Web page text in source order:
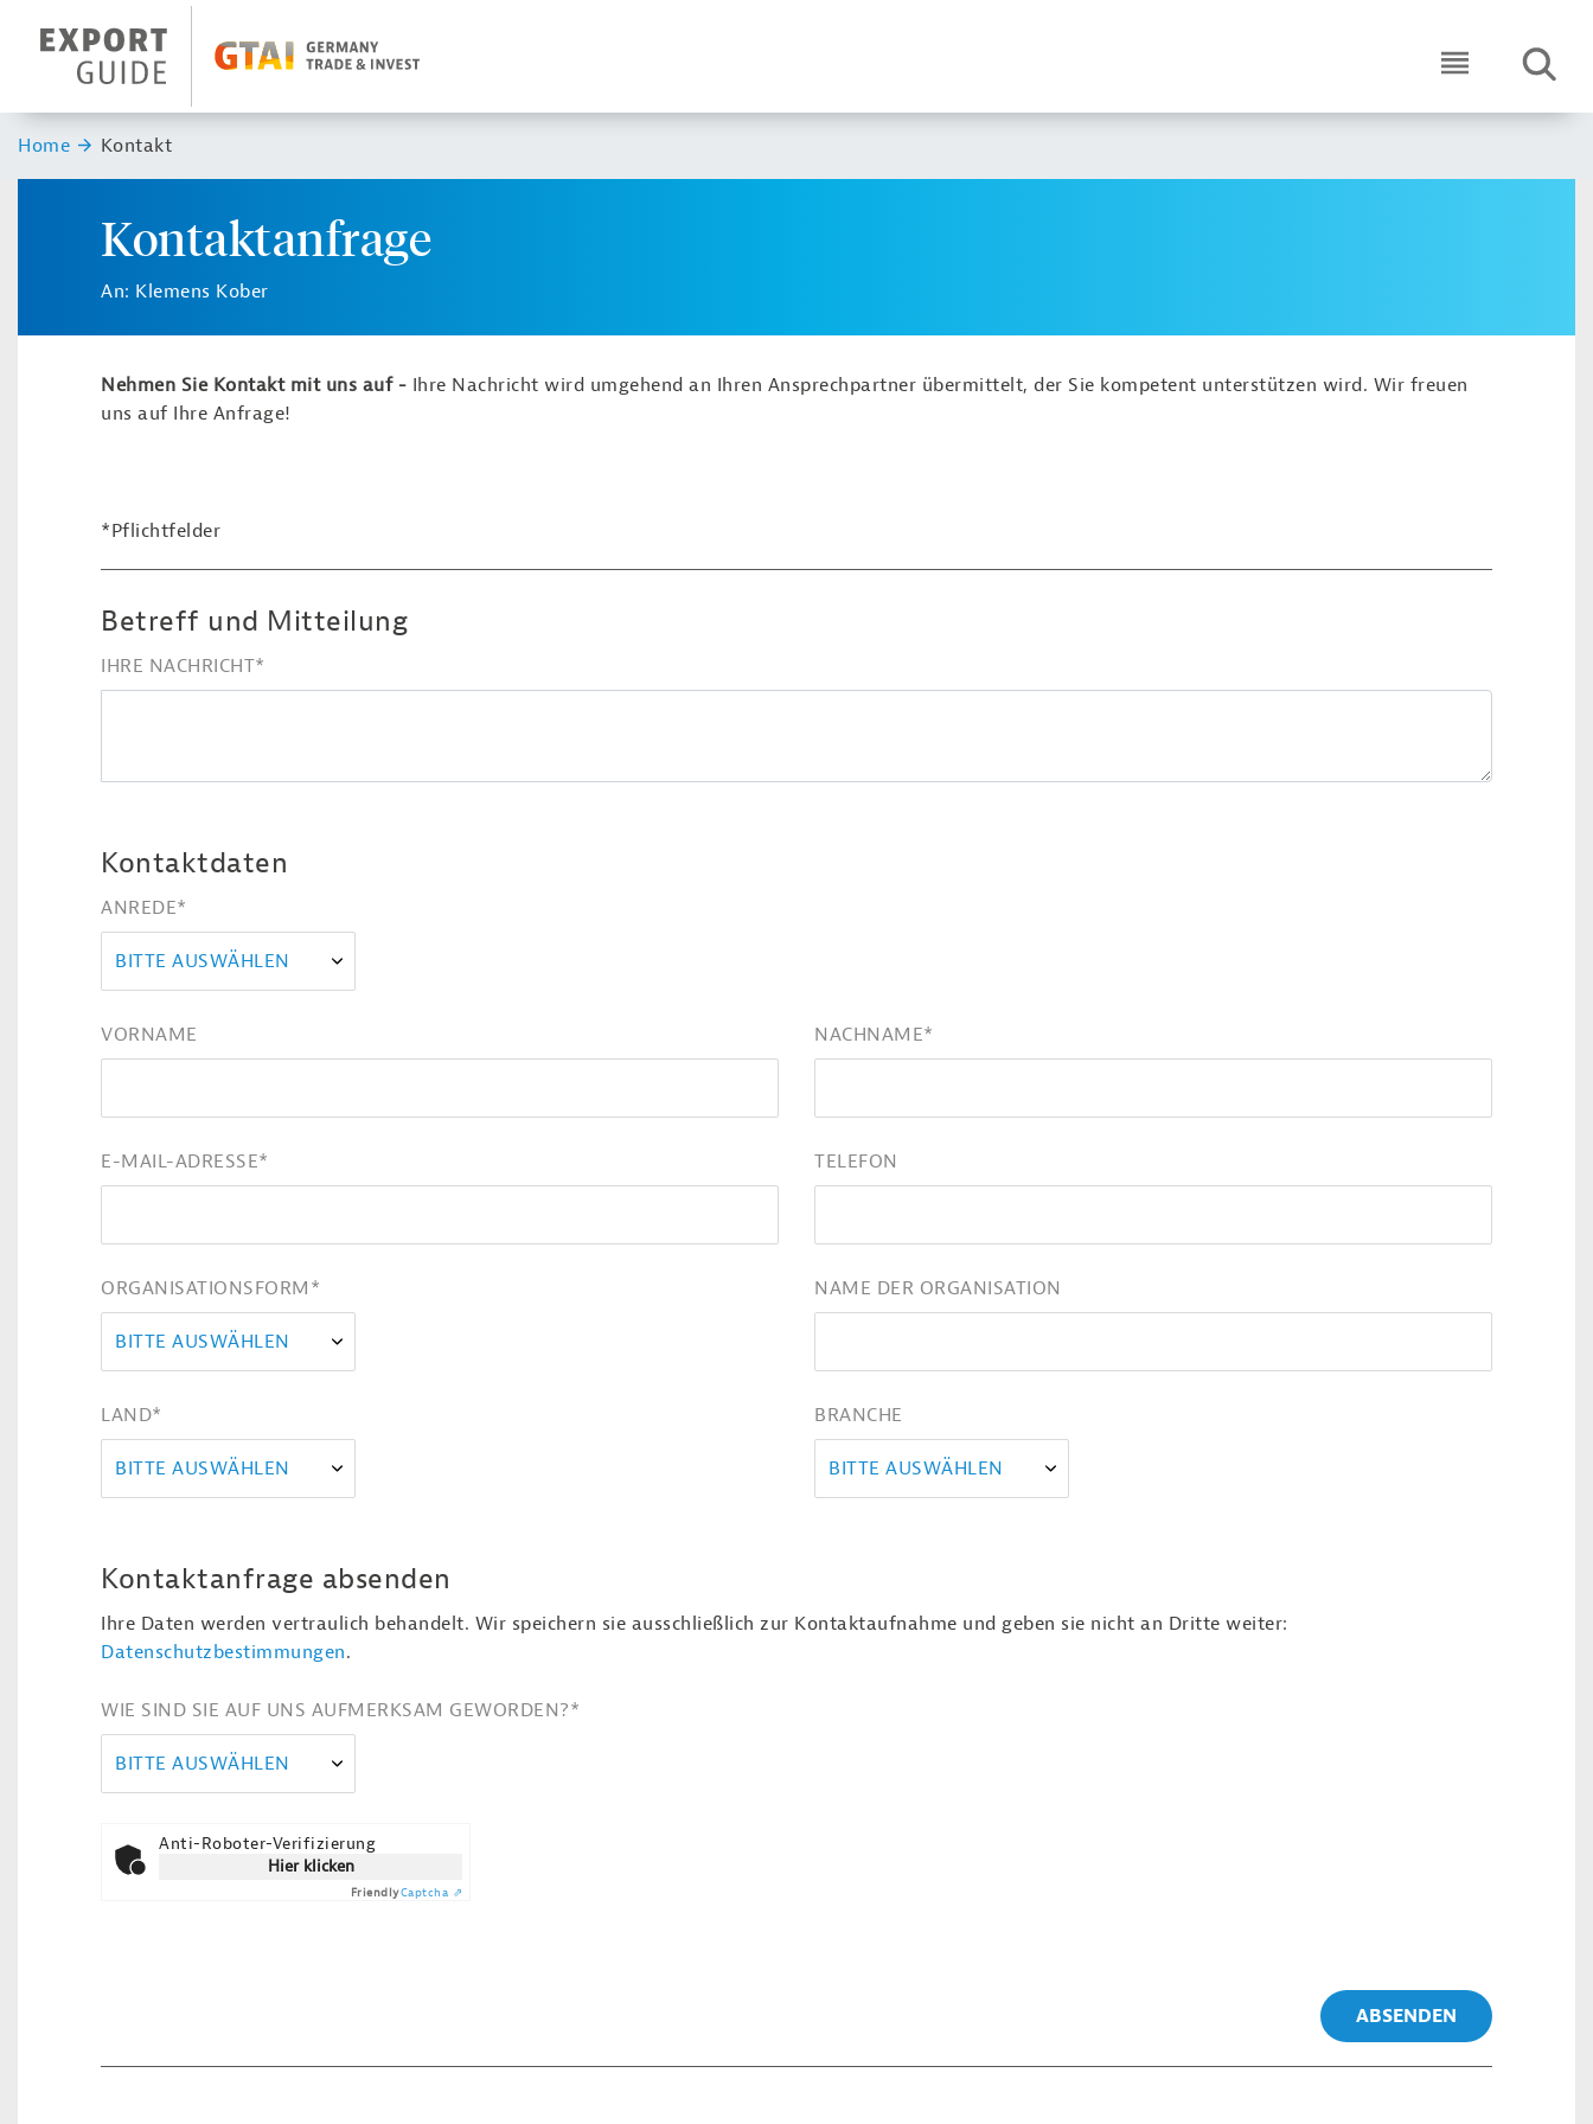
Header Logo
ICON ROUND
Sie sind hier:
Home Kontakt
Kontaktanfrage
An: Klemens Kober
Nehmen Sie Kontakt mit uns auf - Ihre Nachricht wird umgehend an Ihren Ansprechpartner übermittelt, der Sie kompetent unterstützen wird. Wir freuen
uns auf Ihre Anfrage!
*Pflichtfelder
Betreff und Mitteilung
IHRE NACHRICHT*
Kontaktdaten
ANREDE*
BITTE AUSWÄHLEN
VORNAME NACHNAME*
E-MAIL-ADRESSE* TELEFON
ORGANISATIONSFORM *
BITTE AUSWÄHLEN
NAME DER ORGANISATION
LAND*
BITTE AUSWÄHLEN
BRANCHE
BITTE AUSWÄHLEN
Kontaktanfrage absenden
Ihre Daten werden vertraulich behandelt. Wir speichern sie ausschließlich zur Kontaktaufnahme und geben sie nicht an Dritte weiter:
Datenschutzbestimmungen.
WIE SIND SIE AUF UNS AUFMERKSAM GEWORDEN?*
BITTE AUSWÄHLEN
Anti-Roboter-Verifizierung
Hier klicken
FriendlyCaptcha ⇗
ABSENDEN